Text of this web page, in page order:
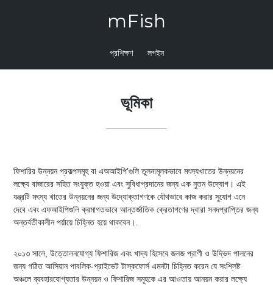
mFish
প্রশিক্ষণ লগইন
ভূমিকা
ফিশারির উন্নয়ন প্রকল্পসমূহ বা এঅআইপি’গুলি তুলনামূলকভাবে মৎস্যখাতের উন্নয়নের
লক্ষ্যে বাজারের সহিত সংযুক্ত হওয়া এবং সুবিধাপ্রদানের জন্য এক নুতন উদ্যোগ। এই
যন্ত্রটি মৎস্য খাতের উন্নয়নের জন্য উদ্যোক্তাগণকে যৌথভাবে কাজ করার সুযোগ এনে
দেবে এবং এফআইপিগুলি ক্রমাগতভাবে আন্তর্জাতিক ক্রেতাগণের দ্বারা সনদপ্রাপ্তির জন্য
অন্তর্বতীকালীন পর্য়ায়ে চিহ্নিত হয়ে থাকবেন।.
২০১৩ সালে, উত্তোলনযোগ্য ফিশারিজ এবং খাদ্য হিসেবে জলজ প্রাণী ও উদ্ভিদ পালনের
জন্য গঠিত আসিয়ান পাবলিক-প্রাইভেট টাস্কফোর্স এমনটা চিহ্নিত করেন যে সংশ্লিষ্ট
অঞ্চলে ব্যবহারযোগ্যতার উন্নয়ন ও ফিশারিজ সমূহকে এর আওতায় আনয়ন করার লক্ষ্যে